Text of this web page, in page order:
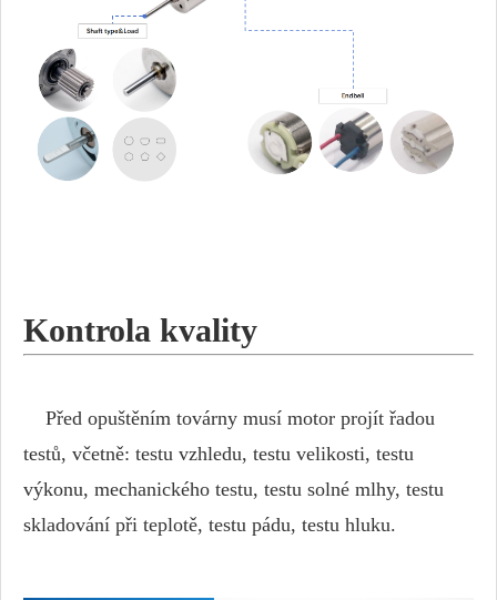
Kontrola kvality
Před opuštěním továrny musí motor projít řadou
testů, včetně: testu vzhledu, testu velikosti, testu
výkonu, mechanického testu, testu solné mlhy, testu
skladování při teplotě, testu pádu, testu hluku.